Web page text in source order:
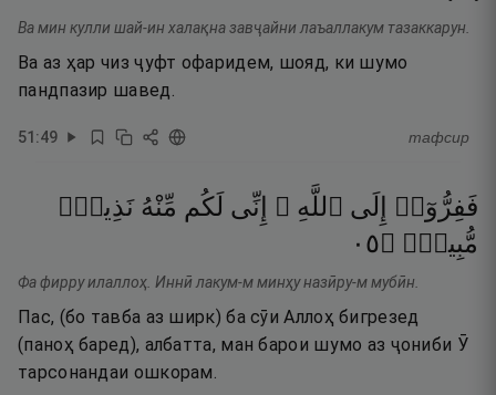
Ва мин кулли шай-ин халақна завҷайни лаъаллакум тазаккарун.
Ва аз ҳар чиз ҷуфт офаридем, шояд, ки шумо
пандпазир шавед.
51:49 тафсир
فَفِرُّوٓا۟ إِلَى ٱللَّهِ ۖ إِنِّى لَكُم مِّنْهُ نَذِيرٌۭ
مُّبِينٌۭ ۝٥٠
Фа фирру илаллоҳ. Иннӣ лакум-м минҳу назӣру-м мубӣн.
Пас, (бо тавба аз ширк) ба сӯи Аллоҳ бигрезед
(паноҳ баред), албатта, ман барои шумо аз ҷониби Ӯ
тарсонандаи ошкорам.